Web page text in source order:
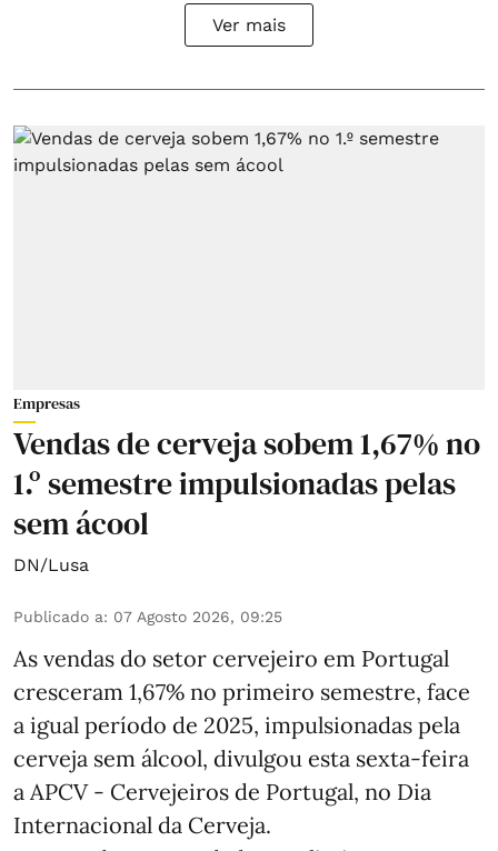
Ver mais
Empresas
Vendas de cerveja sobem 1,67% no
1.º semestre impulsionadas pelas
sem ácool
DN/Lusa
Publicado a: 07 Agosto 2026, 09:25
As vendas do setor cervejeiro em Portugal
cresceram 1,67% no primeiro semestre, face
a igual período de 2025, impulsionadas pela
cerveja sem álcool, divulgou esta sexta-feira
a APCV - Cervejeiros de Portugal, no Dia
Internacional da Cerveja.